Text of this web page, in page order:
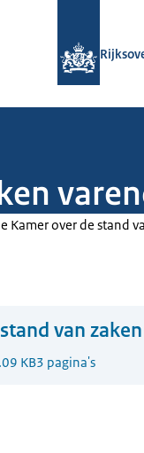
Kamer over de stand
van
KB3 pagina's